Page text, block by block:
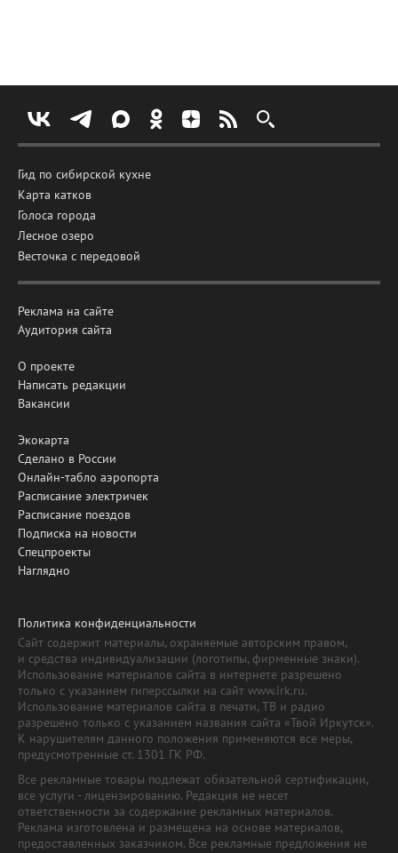
Гид по сибирской кухне
Карта катков
Голоса города
Лесное озеро
Весточка с передовой
Реклама на сайте
Аудитория сайта
О проекте
Написать редакции
Вакансии
Экокарта
Сделано в России
Онлайн-табло аэропорта
Расписание электричек
Расписание поездов
Подписка на новости
Спецпроекты
Наглядно
Политика конфиденциальности
Сайт содержит материалы, охраняемые авторским правом,
и средства индивидуализации (логотипы, фирменные знаки).
Использование материалов сайта в интернете разрешено
только с указанием гиперссылки на сайт www.irk.ru.
Использование материалов сайта в печати, ТВ и радио
разрешено только с указанием названия сайта «Твой Иркутск».
К нарушителям данного положения применяются все меры,
предусмотренные ст. 1301 ГК РФ.
Все рекламные товары подлежат обязательной сертификации,
все услуги - лицензированию. Редакция не несет
ответственности за содержание рекламных материалов.
Реклама изготовлена и размещена на основе материалов,
предоставленных заказчиком. Все рекламные предложения не